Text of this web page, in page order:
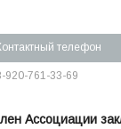
телефон
920-761-33-69
Ассоциации